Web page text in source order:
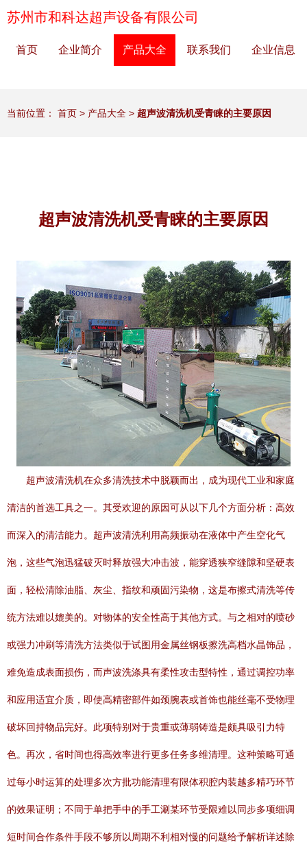
苏州市和科达超声设备有限公司
首页 企业简介 产品大全 联系我们 企业信息
当前位置： 首页 > 产品大全 > 超声波清洗机受青睐的主要原因
超声波清洗机受青睐的主要原因
超声波清洗机在众多清洗技术中脱颖而出，成为现代工业和家庭
清洁的首选工具之一。其受欢迎的原因可从以下几个方面分析：高效
而深入的清洁能力。超声波清洗利用高频振动在液体中产生空化气
泡，这些气泡迅猛破灭时释放强大冲击波，能穿透狭窄缝隙和坚硬表
面，轻松清除油脂、灰尘、指纹和顽固污染物，这是布擦式清洗等传
统方法难以媲美的。对物体的安全性高于其他方式。与之相对的喷砂
或强力冲刷等清洗方法类似于试图用金属丝钢板擦洗高档水晶饰品，
难免造成表面损伤，而声波洗涤具有柔性攻击型特性，通过调控功率
和应用适宜介质，即使高精密部件如颈腕表或首饰也能丝毫不受物理
破坏回持物品完好。此项特别对于贵重或薄弱铸造是颇具吸引力特
色。再次，省时间也得高效率进行更多任务多维清理。这种策略可通
过每小时运算的处理多次方批功能清理有限体积腔内装越多精巧环节
的效果证明；不同于单把手中的手工涮某环节受限难以同步多项细调
短时间合作条件手段不够所以周期不利相对慢的问题给予解析详述除